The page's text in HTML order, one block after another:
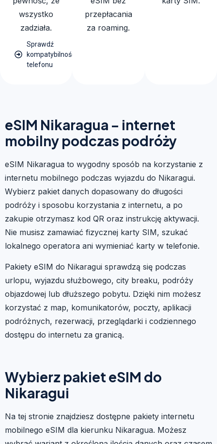
wszystko
zadziała.
Sprawdź
kompatybilność
telefonu
przepłacania
za roaming.
eSIM Nikaragua – internet
mobilny podczas podróży
eSIM Nikaragua to wygodny sposób na korzystanie z
internetu mobilnego podczas wyjazdu do Nikaragui.
Wybierz pakiet danych dopasowany do długości
podróży i sposobu korzystania z internetu, a po
zakupie otrzymasz kod QR oraz instrukcję aktywacji.
Nie musisz zamawiać fizycznej karty SIM, szukać
lokalnego operatora ani wymieniać karty w telefonie.
Pakiety eSIM do Nikaragui sprawdzą się podczas
urlopu, wyjazdu służbowego, city breaku, podróży
objazdowej lub dłuższego pobytu. Dzięki nim możesz
korzystać z map, komunikatorów, poczty, aplikacji
podróżnych, rezerwacji, przeglądarki i codziennego
dostępu do internetu za granicą.
Wybierz pakiet eSIM do
Nikaragui
Na tej stronie znajdziesz dostępne pakiety internetu
mobilnego eSIM dla kierunku Nikaragua. Możesz